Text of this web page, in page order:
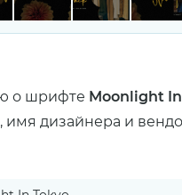
о шрифте Moonlight
дизайнера и